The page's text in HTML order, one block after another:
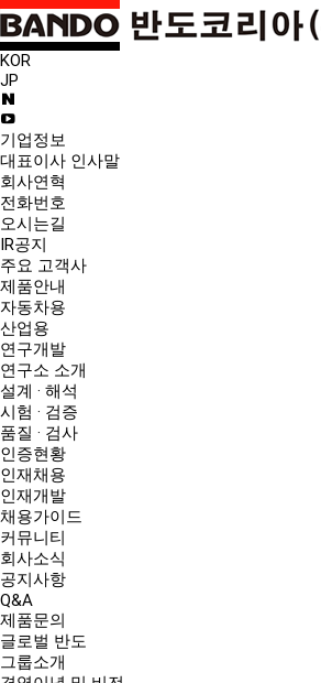
KOR
JP
기업정보
대표이사 인사말
회사연혁
전화번호
오시는길
IR공지
주요 고객사
제품안내
자동차용
산업용
연구개발
연구소 소개
설계 · 해석
시험 · 검증
품질 · 검사
인증현황
인재채용
인재개발
채용가이드
커뮤니티
회사소식
공지사항
Q&A
제품문의
글로벌 반도
그룹소개